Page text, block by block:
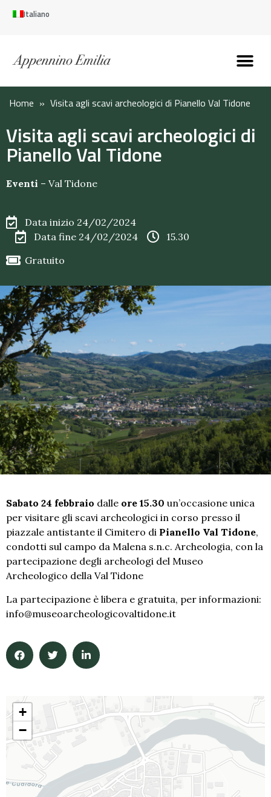
Italiano
Home » Visita agli scavi archeologici di Pianello Val Tidone
Visita agli scavi archeologici di
Pianello Val Tidone
Eventi – Val Tidone
Data inizio 24/02/2024
Data fine 24/02/2024
15.30
Gratuito
Sabato 24 febbraio dalle ore 15.30 un’occasione unica
per visitare gli scavi archeologici in corso presso il
piazzale antistante il Cimitero di Pianello Val Tidone,
condotti sul campo da Malena s.n.c. Archeologia, con la
partecipazione degli archeologi del Museo
Archeologico della Val Tidone
La partecipazione è libera e gratuita, per informazioni:
info@museoarcheologicovaltidone.it
+
−